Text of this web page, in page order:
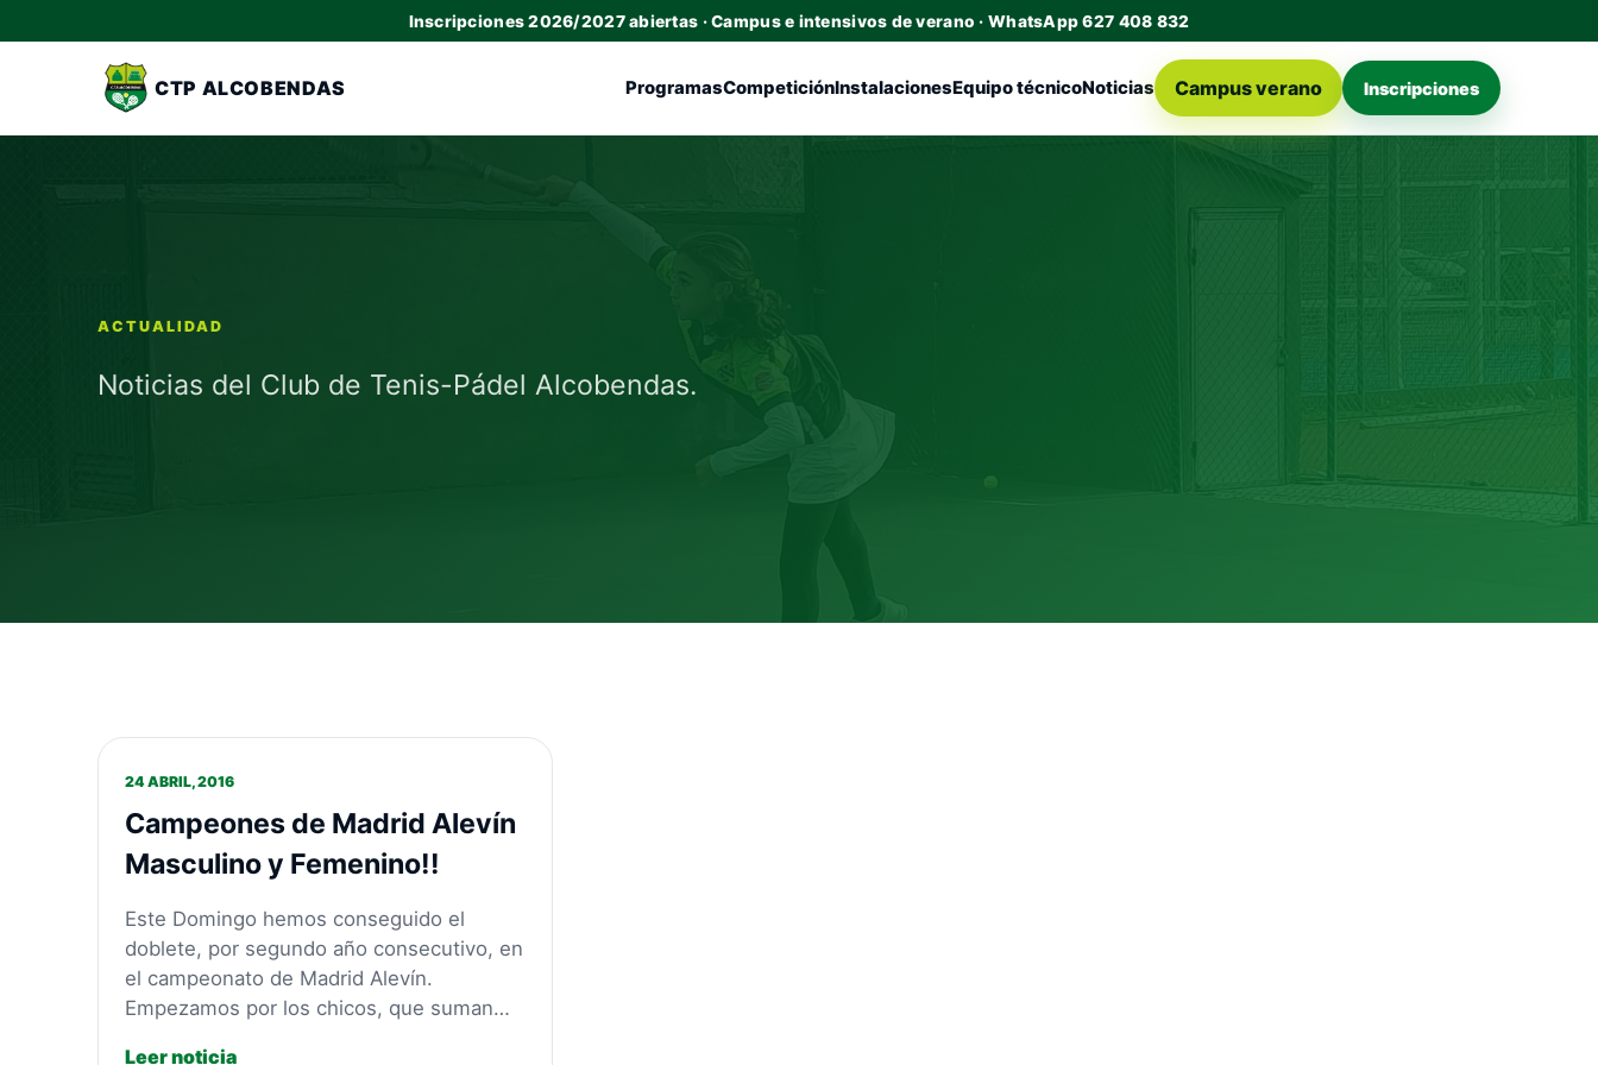
Inscripciones 2026/2027 abiertas · Campus e intensivos de verano · WhatsApp 627 408 832
CTP ALCOBENDAS ProgramasCompeticiónInstalacionesEquipo técnicoNoticias Campus verano Inscripciones
ACTUALIDAD
Noticias del Club de Tenis-Pádel Alcobendas.
24 ABRIL, 2016
Campeones de Madrid Alevín
Masculino y Femenino!!
Este Domingo hemos conseguido el
doblete, por segundo año consecutivo, en
el campeonato de Madrid Alevín.
Empezamos por los chicos, que suman…
Leer noticia